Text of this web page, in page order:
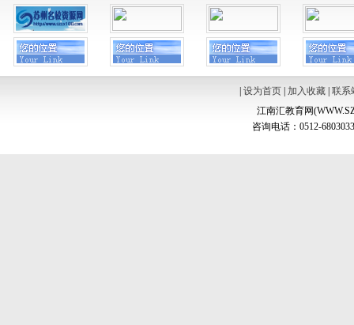
设为首页| 加入收藏| 联系
江南汇教育网
咨询电话：0512-